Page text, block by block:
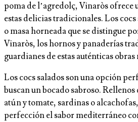
poma de l’agredolç, Vinaròs ofrece
estas delicias tradicionales. Los
o masa horneada que se distingue
Vinaròs, los hornos y panaderías
guardianes de estas auténticas
Los cocs salados son una opción
buscan un bocado sabroso.
atún y tomate, sardinas o
perfección el sabor mediterráneo